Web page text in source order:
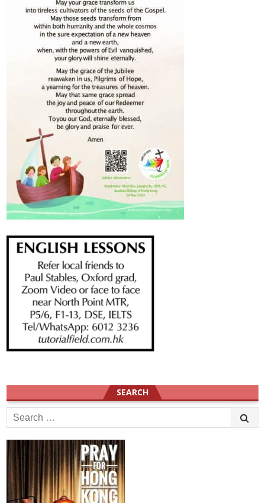
SEARCH
Search
for: